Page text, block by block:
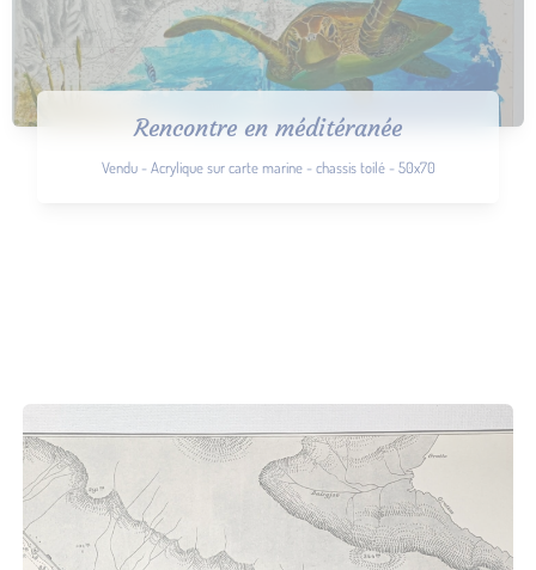
Rencontre en méditéranée
Vendu - Acrylique sur carte marine - chassis toilé - 50x70